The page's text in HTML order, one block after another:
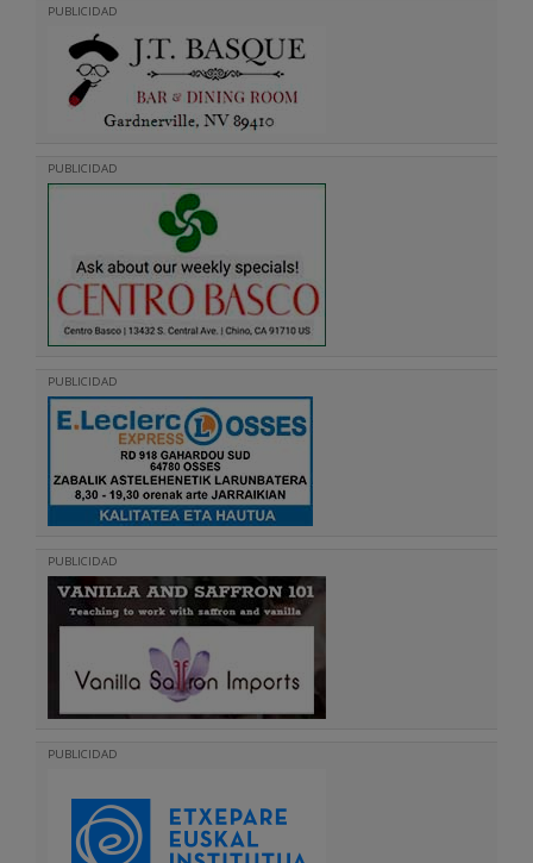
PUBLICIDAD
PUBLICIDAD
PUBLICIDAD
PUBLICIDAD
PUBLICIDAD